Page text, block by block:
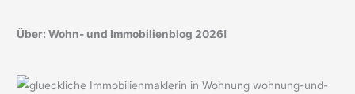
Sieg-
Über: Wohn- und Immobilienblog 2026!